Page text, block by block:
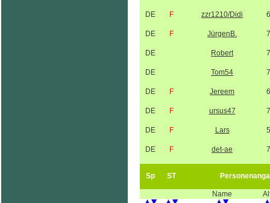
DE F zzr1210/Didi
DE F JürgenB.
DE Robert
DE Tom54
DE F Jereem
DE F ursus47
DE F Lars
DE F det-ae
Sp ST
Name